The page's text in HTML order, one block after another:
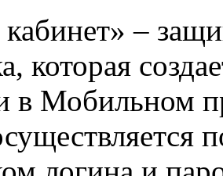
–
которая
в Мобильном